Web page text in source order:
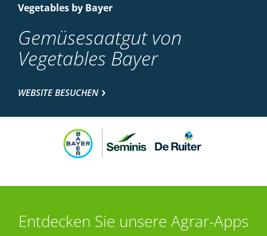
Vegetables by Bayer
Gemüsesaatgut von
Vegetables Bayer
WEBSITE BESUCHEN
Entdecken Sie unsere Agrar-Apps